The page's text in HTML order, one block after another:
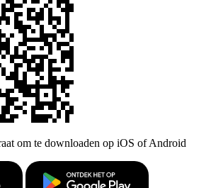
om te downloaden op iOS of Android